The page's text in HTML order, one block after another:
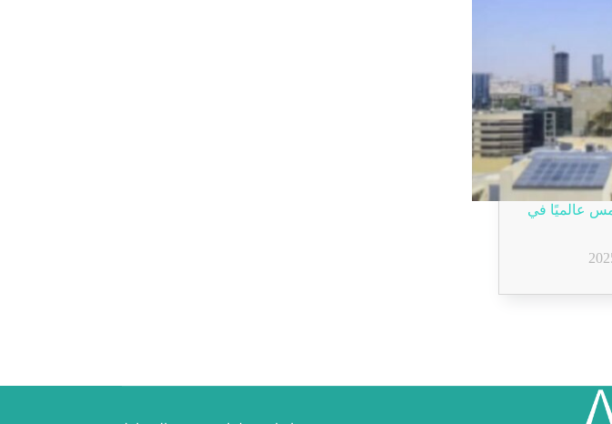
عالميًا في